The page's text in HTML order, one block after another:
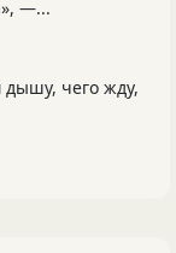
—...
дышу, чего жду,